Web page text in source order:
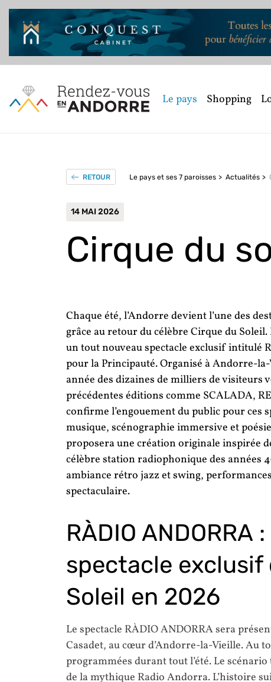
Le pays Shopping
RETOUR Le pays et ses 7 paroisses Actualités
14 MAI 2026
Cirque du
Chaque été, l’Andorre devient l’une des
grâce au retour du célèbre Cirque du
un tout nouveau spectacle exclusif intitulé
pour la Principauté. Organisé à Andorre-
année des dizaines de milliers de visiteurs
précédentes éditions comme SCALADA,
confirme l’engouement du public pour ces
musique, scénographie immersive et
proposera une création originale inspirée
célèbre station radiophonique des années
ambiance rétro jazz et swing,
spectaculaire.
RÀDIO ANDORRA
spectacle exclusif
Soleil en 2026
Le spectacle RÀDIO ANDORRA sera
Casadet, au cœur d’Andorre-la-Vieille. Au
programmées durant tout l’été. Le
de la mythique Radio Andorra. L’histoire